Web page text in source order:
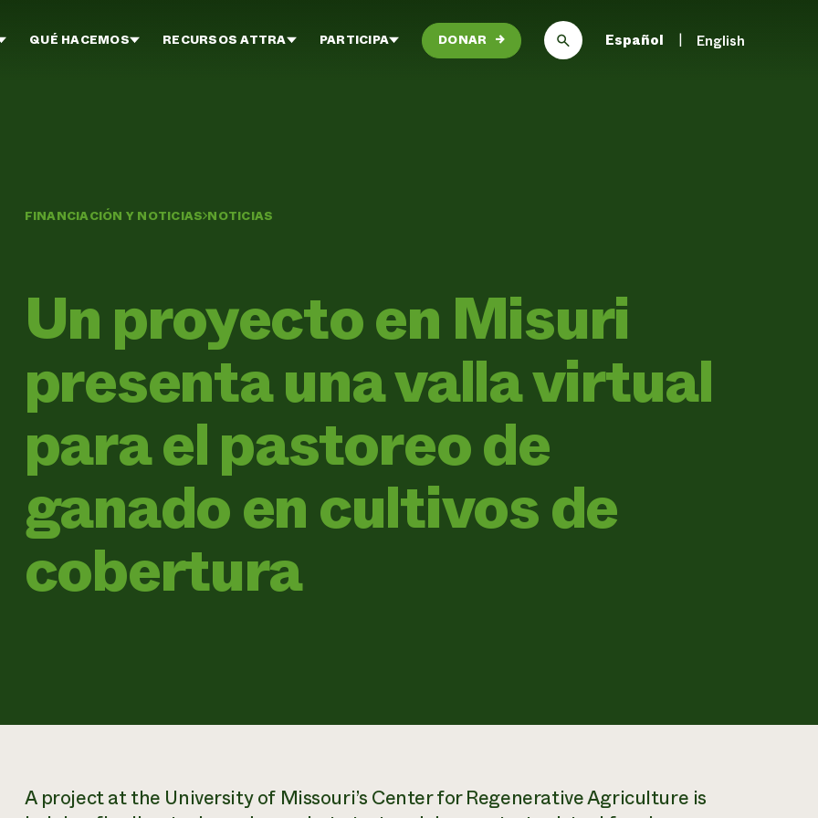
QUÉ HACEMOS RECURSOS ATTRA PARTICIPA DONAR → Español English
FINANCIACIÓN Y NOTICIAS NOTICIAS
Un proyecto en Misuri
presenta una valla virtual
para el pastoreo de
ganado en cultivos de
cobertura
A project at the University of Missouri’s Center for Regenerative Agriculture is